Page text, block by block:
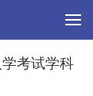
考试学科